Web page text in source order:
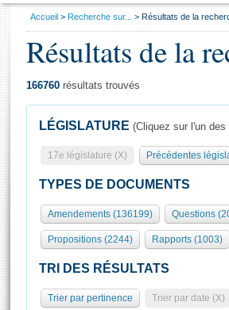
Présidence
577 députés
Groupes politiques
Séance publique
Commissions et autres organes
Europe et International
Pétitions
Général
Rôle et pouvoirs de l'Assemblée
Organisation de l'Assemblée
Présidence Conférence des Présidents
Statistiques et chiffres clés
Visiter l'Assemblée
Visite virtuelle du palais Bourbon
Assister à une séance
Vous
Accueil Recherche sur... Résultats de la
Résultats de la
166760 résultats trouvés
LÉGISLATURE (Cliquez sur l'un
17e législature (X) Précédentes
TYPES DE DOCUMENTS
Amendements (136199) Questions
Propositions (2244) Rapports (1003)
TRI DES RÉSULTATS
Trier par pertinence Trier par date (X)